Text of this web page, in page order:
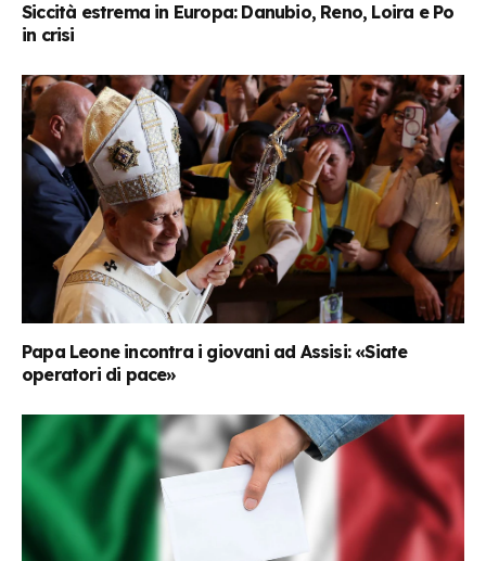
Siccità estrema in Europa: Danubio, Reno, Loira e Po
in crisi
Papa Leone incontra i giovani ad Assisi: «Siate
operatori di pace»